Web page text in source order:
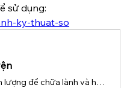
sử dụng:
ky-thuat-so
Trải ngiệm năng lượng tinh tế trong âm nhạc không âm lượng để chữa lành và hồi phục